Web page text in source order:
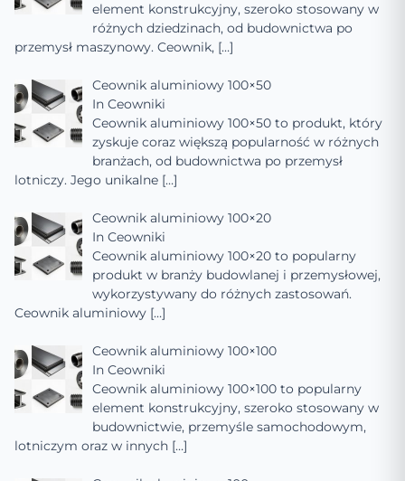
element konstrukcyjny, szeroko stosowany w
różnych dziedzinach, od budownictwa po
przemysł maszynowy. Ceownik, […]
Ceownik aluminiowy 100×50
In Ceowniki
Ceownik aluminiowy 100×50 to produkt, który
zyskuje coraz większą popularność w różnych
branżach, od budownictwa po przemysł
lotniczy. Jego unikalne […]
Ceownik aluminiowy 100×20
In Ceowniki
Ceownik aluminiowy 100×20 to popularny
produkt w branży budowlanej i przemysłowej,
wykorzystywany do różnych zastosowań.
Ceownik aluminiowy […]
Ceownik aluminiowy 100×100
In Ceowniki
Ceownik aluminiowy 100×100 to popularny
element konstrukcyjny, szeroko stosowany w
budownictwie, przemyśle samochodowym,
lotniczym oraz w innych […]